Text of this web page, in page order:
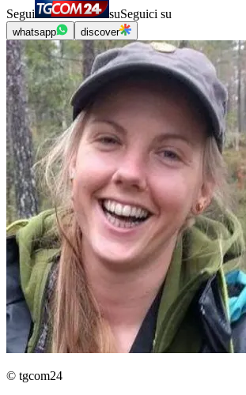
Segui suSeguici su
whatsapp discover
© tgcom24